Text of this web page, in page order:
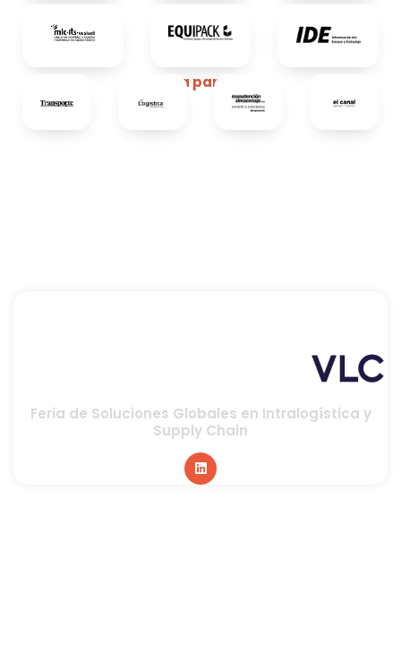
Media partners
Feria de Soluciones Globales en Intralogística y
Supply Chain